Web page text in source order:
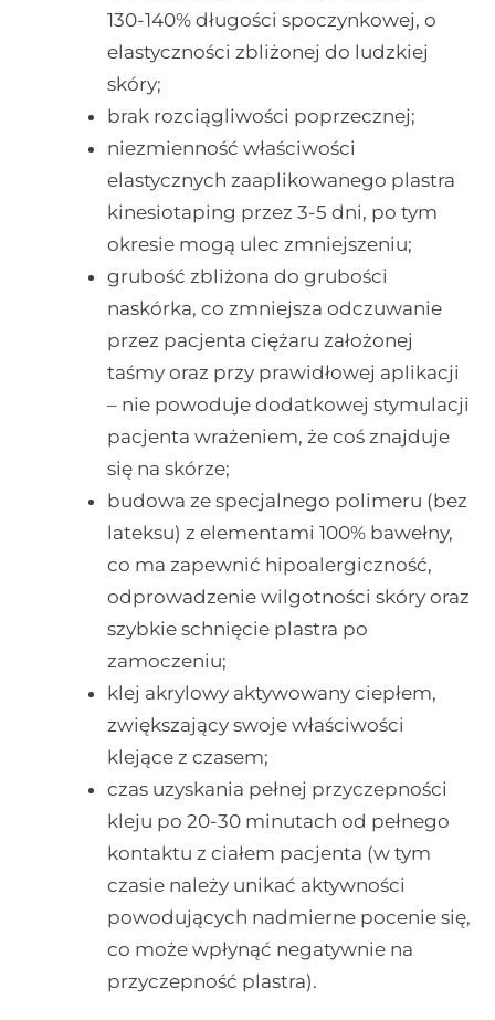
130-140% długości spoczynkowej, o
elastyczności zbliżonej do ludzkiej
skóry;
brak rozciągliwości poprzecznej;
niezmienność właściwości
elastycznych zaaplikowanego plastra
kinesiotaping przez 3-5 dni, po tym
okresie mogą ulec zmniejszeniu;
grubość zbliżona do grubości
naskórka, co zmniejsza odczuwanie
przez pacjenta ciężaru założonej
taśmy oraz przy prawidłowej aplikacji
– nie powoduje dodatkowej stymulacji
pacjenta wrażeniem, że coś znajduje
się na skórze;
budowa ze specjalnego polimeru (bez
lateksu) z elementami 100% bawełny,
co ma zapewnić hipoalergiczność,
odprowadzenie wilgotności skóry oraz
szybkie schnięcie plastra po
zamoczeniu;
klej akrylowy aktywowany ciepłem,
zwiększający swoje właściwości
klejące z czasem;
czas uzyskania pełnej przyczepności
kleju po 20-30 minutach od pełnego
kontaktu z ciałem pacjenta (w tym
czasie należy unikać aktywności
powodujących nadmierne pocenie się,
co może wpłynąć negatywnie na
przyczepność plastra).